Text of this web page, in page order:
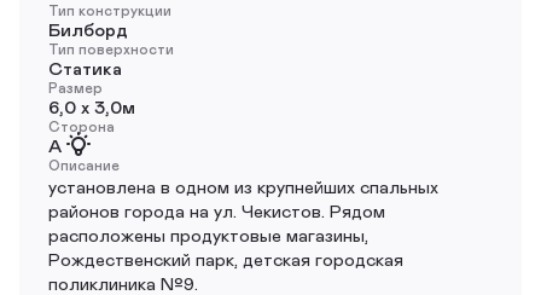
Тип конструкции
Билборд
Тип поверхности
Статика
Размер
6,0 х 3,0м
Сторона
A
Описание
установлена в одном из крупнейших спальных
районов города на ул. Чекистов. Рядом
расположены продуктовые магазины,
Рождественский парк, детская городская
поликлиника №9.